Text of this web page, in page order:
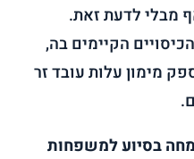
מבלי לדעת זאת.
הקיימים בה,
מימון עלות עובד זר
בסיוע למשפחות